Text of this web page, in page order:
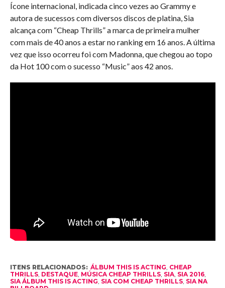
Ícone internacional, indicada cinco vezes ao Grammy e
autora de sucessos com diversos discos de platina, Sia
alcança com “Cheap Thrills” a marca de primeira mulher
com mais de 40 anos a estar no ranking em 16 anos. A última
vez que isso ocorreu foi com Madonna, que chegou ao topo
da Hot 100 com o sucesso “Music” aos 42 anos.
ITENS RELACIONADOS: ÁLBUM THIS IS ACTING CHEAP
THRILLS, DESTAQUE, MÚSICA CHEAP THRILLS, SIA, SIA 2016,
SIA ÁLBUM THIS IS ACTING SIA COM CHEAP THRILLS, SIA NA